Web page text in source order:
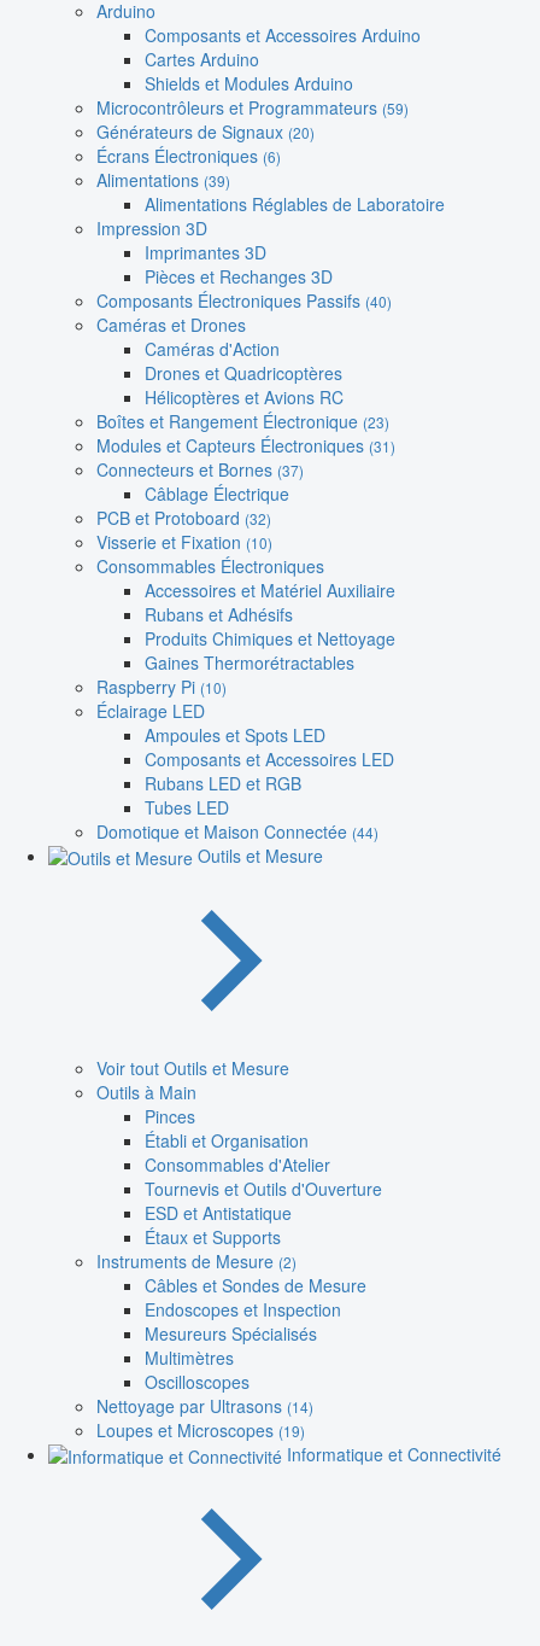
Arduino
Composants et Accessoires Arduino
Cartes Arduino
Shields et Modules Arduino
Microcontrôleurs et Programmateurs (59)
Générateurs de Signaux (20)
Écrans Électroniques (6)
Alimentations (39)
Alimentations Réglables de Laboratoire
Impression 3D
Imprimantes 3D
Pièces et Rechanges 3D
Composants Électroniques Passifs (40)
Caméras et Drones
Caméras d'Action
Drones et Quadricoptères
Hélicoptères et Avions RC
Boîtes et Rangement Électronique (23)
Modules et Capteurs Électroniques (31)
Connecteurs et Bornes (37)
Câblage Électrique
PCB et Protoboard (32)
Visserie et Fixation (10)
Consommables Électroniques
Accessoires et Matériel Auxiliaire
Rubans et Adhésifs
Produits Chimiques et Nettoyage
Gaines Thermorétractables
Raspberry Pi (10)
Éclairage LED
Ampoules et Spots LED
Composants et Accessoires LED
Rubans LED et RGB
Tubes LED
Domotique et Maison Connectée (44)
Outils et Mesure
Voir tout Outils et Mesure
Outils à Main
Pinces
Établi et Organisation
Consommables d'Atelier
Tournevis et Outils d'Ouverture
ESD et Antistatique
Étaux et Supports
Instruments de Mesure (2)
Câbles et Sondes de Mesure
Endoscopes et Inspection
Mesureurs Spécialisés
Multimètres
Oscilloscopes
Nettoyage par Ultrasons (14)
Loupes et Microscopes (19)
Informatique et Connectivité